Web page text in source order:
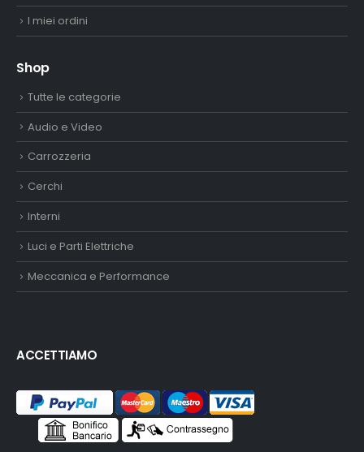
I miei ordini
Shop
Tutte le categorie
Audio e Video
Carrozzeria
Cerchi
Interni
Luci e Parti Elettriche
Meccanica e Performance
ACCETTIAMO